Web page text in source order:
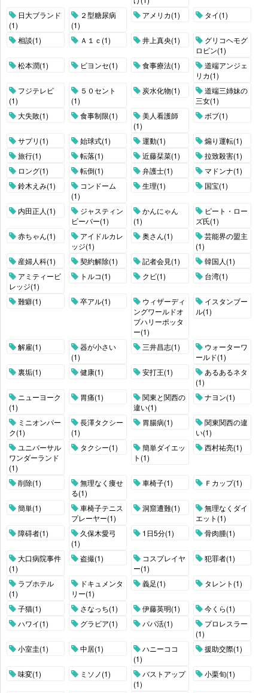
日大ブランド
(1)
２型糖尿病
(1)
アメリカ(1) タイ(1)
相談(1) Ａ１ｃ(1) 井上真央(1)
グリコヘモグ
ロビン(1)
松本潤(1)
ビヨンセ(1) 食事療法(1)
道端アンジェ
リカ(1)
フジテレビ
(1)
５０セント
(1)
炭水化物(1)
道端三姉妹の
三女(1)
大失敗(1)
食事制限(1)
美人看護師
(1)
ボブ(1)
サプリ(1) 始球式(1) 運動(1)
煽り運転(1)
旅行(1)
転落(1) 近藤栞菜(1)
拉致殺害(1)
ロング(1)
転倒(1) 弁護士(1)
マドンナ(1)
鈴木えみ(1)
コンドーム
(1)
生理(1) 国宝(1)
内田正人(1)
ジャスティン
ビーバー(1)
かんにゃん
(1)
ピート・ロー
ズ氏(1)
赤ちゃん(1)
アイドルカレ
ッジ(1)
奥さん(1)
芸能界の盟主
(1)
産婦人科(1)
契約解除(1) 記者会見(1)
韓国人(1)
アミティービ
レッジ(1)
トルコ(1) クビ(1) 台湾(1)
難癖(1) 卒アル(1)
ウィザーディ
ングワールドオ
ブハリーポッタ
ー(1)
イスタンブー
ル(1)
解雇(1)
器が小さい
(1)
三井昌志(1)
ウォーターワ
ールド(1)
裏垢(1)
健康(1) 安打王(1)
あるあるネタ
(1)
ニューヨーク
(1)
胃痛(1)
関東と関西の
違い(1)
ナヨン(1)
ミニオンパー
ク(1)
長澤タクシー
(1)
胃腸病(1)
関東関西の違
い(1)
ユニバーサル
ワンダーランド
(1)
タクシー(1)
簡単ダイエッ
ト(1)
西村祐亮(1)
削除(1)
無理なく痩せ
る(1)
車椅子(1) Ｆカップ(1)
簡単(1)
車椅子テニス
プレーヤー(1)
洞窟遭難(1)
無理なくダイ
エット(1)
障碍者(1)
久保木愛弓
(1)
1日5分(1) 骨肉腫(1)
大口病院事件
(1)
盗撮(1)
コスプレイヤ
ー(1)
犯罪者(1)
ラブホテル
(1)
ドキュメンタ
リー(1)
義足(1) タレント(1)
子猫(1) さなっち(1) 伊藤英明(1)
今くら(1)
ハワイ(1)
グラビア(1) パパ活(1)
プロレスラー
(1)
小室圭(1)
中居(1)
ハニーココ
(1)
援助交際(1)
味変(1) ミソノ(1)
バストアップ
(1)
小栗旬(1)